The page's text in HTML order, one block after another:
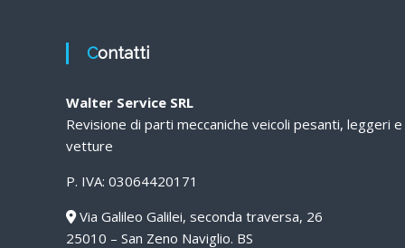
Contatti
Walter Service SRL
Revisione di parti meccaniche veicoli pesanti, leggeri e
vetture
P. IVA: 03064420171
Via Galileo Galilei, seconda traversa, 26
25010 – San Zeno Naviglio. BS